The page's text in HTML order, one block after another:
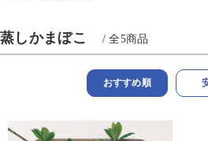
蒸しかまぼこ / 全5商品
おすすめ順